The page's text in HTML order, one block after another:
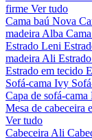
firme Ver tudo
Cama baú Nova
madeira Alba
Estrado Leni
madeira Ali
Estrado em tecido
Sofá-cama Ivy
Capa de sofá-
Mesa de cabeceira
Ver tudo
Cabeceira Ali